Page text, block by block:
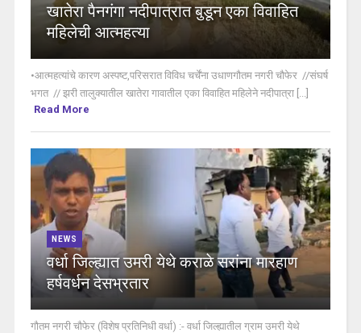
खातेरा पैनगंगा नदीपात्रात बुडून एका विवाहित
महिलेची आत्महत्या
•आत्महत्यांचे कारण अस्पष्ट,परिसरात विविध चर्चेंना उधाणगौतम नगरी चौफेर //संघर्ष
भगत // झरी तालुक्यातील खातेरा गावातील एका विवाहित महिलेने नदीपात्रा [...]
Read More
NEWS
वर्धा जिल्ह्यात उमरी येथे कराळे सरांना मारहाण
हर्षवर्धन देसभ्रतार
गौतम नगरी चौफेर (विशेष प्रतिनिधी वर्धा) :- वर्धा जिल्ह्यातील ग्राम उमरी येथे